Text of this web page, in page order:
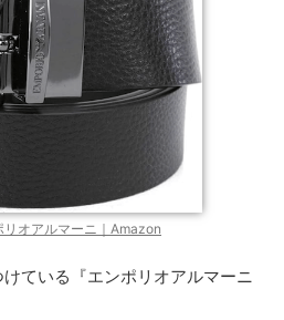
リオアルマーニ｜Amazon
ている『エンポリオアルマーニ